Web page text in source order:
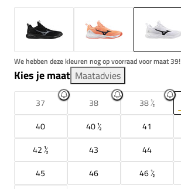
We hebben deze kleuren nog op voorraad voor maat 39!
Kies je maat Maatadvies
37 38 38 ½
40
40 ½ 41
42 ½
43 44
45
46 46 ½